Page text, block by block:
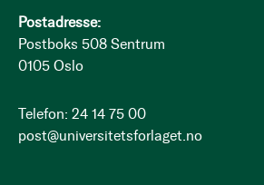
Postadresse:
Postboks 508 Sentrum
0105 Oslo
Telefon: 24 14 75 00
post@universitetsforlaget.no